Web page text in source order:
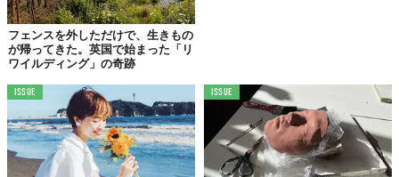
フェンスを外しただけで、生きもの
が帰ってきた。英国で始まった「リ
ワイルディング」の奇跡
ISSUE ISSUE